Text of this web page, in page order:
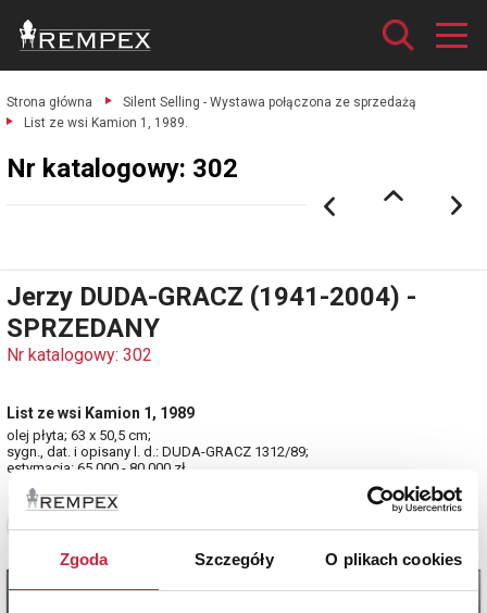
Zgoda Szczegóły O plikach cookies
Strona główna
Silent Selling - Wystawa połączona ze sprzedażą
List ze wsi Kamion 1, 1989.
Nr katalogowy: 302
Jerzy DUDA-GRACZ (1941-2004) -
SPRZEDANY
Nr katalogowy: 302
List ze wsi Kamion 1, 1989
olej płyta; 63 x 50,5 cm;
sygn., dat. i opisany l. d.: DUDA-GRACZ 1312/89;
estymacja: 65 000 - 80 000 zł
Zobacz pełne informacje